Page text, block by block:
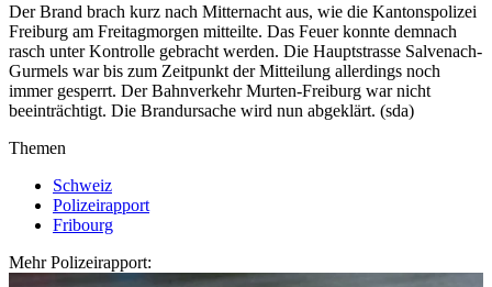
Der Brand brach kurz nach Mitternacht aus, wie die Kantonspolizei
Freiburg am Freitagmorgen mitteilte. Das Feuer konnte demnach
rasch unter Kontrolle gebracht werden. Die Hauptstrasse Salvenach-
Gurmels war bis zum Zeitpunkt der Mitteilung allerdings noch
immer gesperrt. Der Bahnverkehr Murten-Freiburg war nicht
beeinträchtigt. Die Brandursache wird nun abgeklärt. (sda)
Themen
Schweiz
Polizeirapport
Fribourg
Mehr Polizeirapport: